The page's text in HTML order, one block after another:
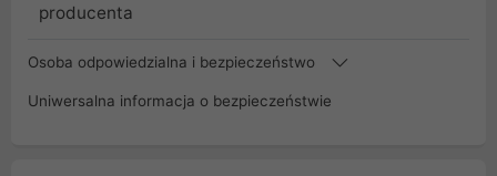
producenta
Osoba odpowiedzialna i bezpieczeństwo
Uniwersalna informacja o bezpieczeństwie